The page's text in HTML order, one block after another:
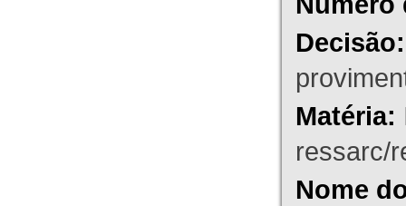
Decisão:
Matéria:
ressarc/
Nome